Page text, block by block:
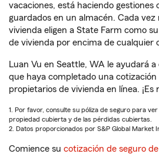
vacaciones, está haciendo gestiones
guardados en un almacén. Cada
vivienda eligen a State Farm como
de vivienda por encima de cualquier
Luan Vu en Seattle, WA le ayudará
que haya completado una cotización
propietarios de vivienda en línea. ¡Es
1. Por favor, consulte su póliza de seguro para
propiedad cubierta y de las pérdidas cubiertas.
2. Datos proporcionados por S&P Global Market
Comience su cotización de seguro